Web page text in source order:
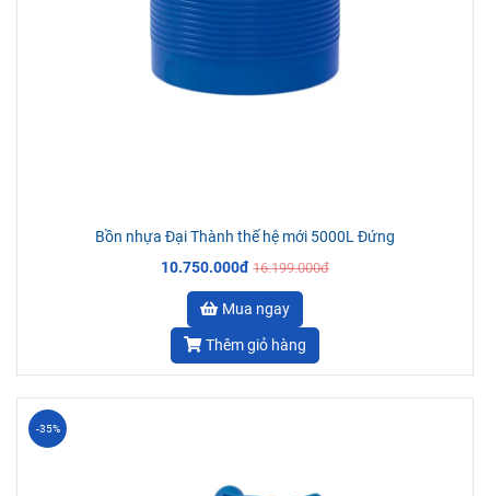
Bồn nhựa Đại Thành thế hệ mới 5000L Đứng
10.750.000đ 16.199.000đ
Mua ngay
Thêm giỏ hàng
-35%